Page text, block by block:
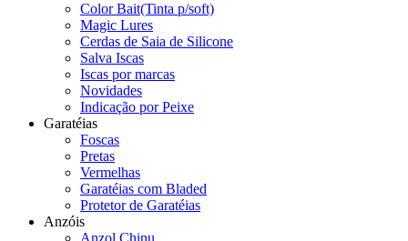
Color Bait(Tinta p/soft)
Magic Lures
Cerdas de Saia de Silicone
Salva Iscas
Iscas por marcas
Novidades
Indicação por Peixe
Garatéias
Foscas
Pretas
Vermelhas
Garatéias com Bladed
Protetor de Garatéias
Anzóis
Anzol Chinu